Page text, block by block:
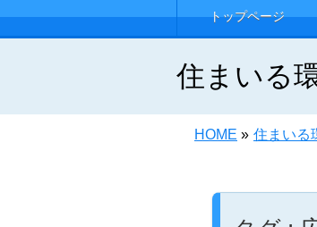
トップページ
住まいる
HOME » 住まいる